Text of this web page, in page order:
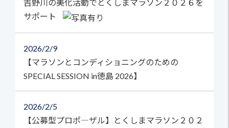
吉野川の美化活動でとくしまマラソン２０２６を
サポート
2026 2/9
【マラソンとコンディショニングのための
SPECIAL SESSION in徳島 2026】
2026 2/5
【公募型プロポ―ザル】とくしまマラソン２０２